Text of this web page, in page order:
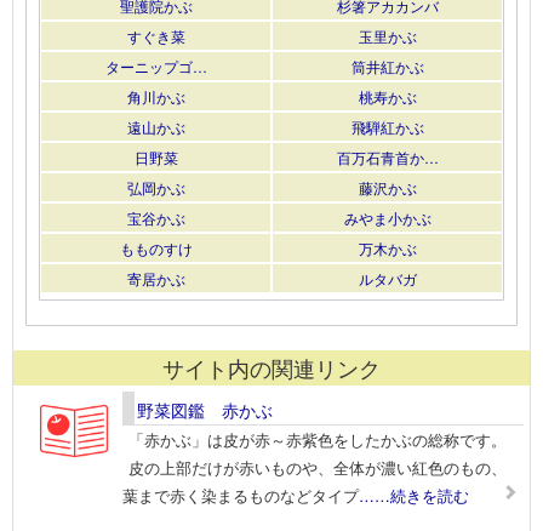
聖護院かぶ
杉箸アカカンバ
すぐき菜
玉里かぶ
ターニップゴ…
筒井紅かぶ
角川かぶ
桃寿かぶ
遠山かぶ
飛騨紅かぶ
日野菜
百万石青首か…
弘岡かぶ
藤沢かぶ
宝谷かぶ
みやま小かぶ
もものすけ
万木かぶ
寄居かぶ
ルタバガ
サイト内の関連リンク
野菜図鑑 赤かぶ
「赤かぶ」は皮が赤～赤紫色をしたかぶの総称です。
皮の上部だけが赤いものや、全体が濃い紅色のもの、
葉まで赤く染まるものなどタイプ……続きを読む